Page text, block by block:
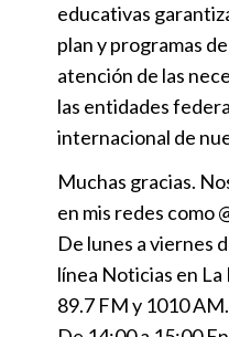
educativas
plan y programas
atención de las
las entidades
internacional de
Muchas gracias.
en mis redes como
De lunes a viernes
línea Noticias en La
89.7 FM y 1010 AM.